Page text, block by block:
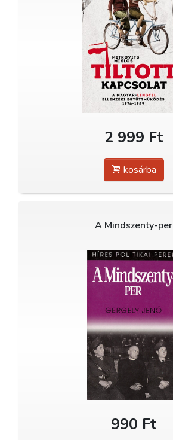
2 999 Ft
kosárba
A Mindszenty-per
990 Ft